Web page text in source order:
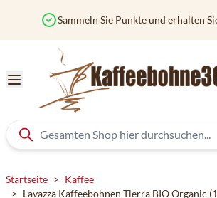
Sammeln Sie Punkte und erhalten Sie tolle
Startseite > Kaffee
> Lavazza Kaffeebohnen Tierra BIO Organic